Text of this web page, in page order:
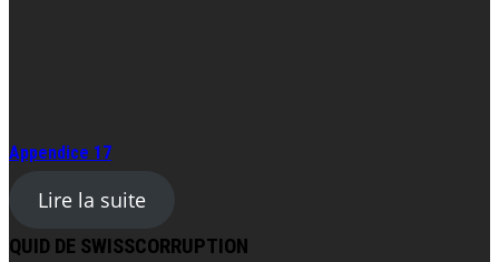
Appendice 17
Lire la suite
QUID DE SWISSCORRUPTION